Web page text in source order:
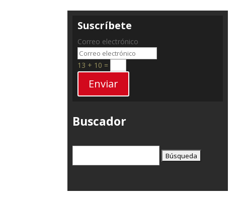
Suscríbete
Correo electrónico
13 + 10 =
Enviar
Buscador